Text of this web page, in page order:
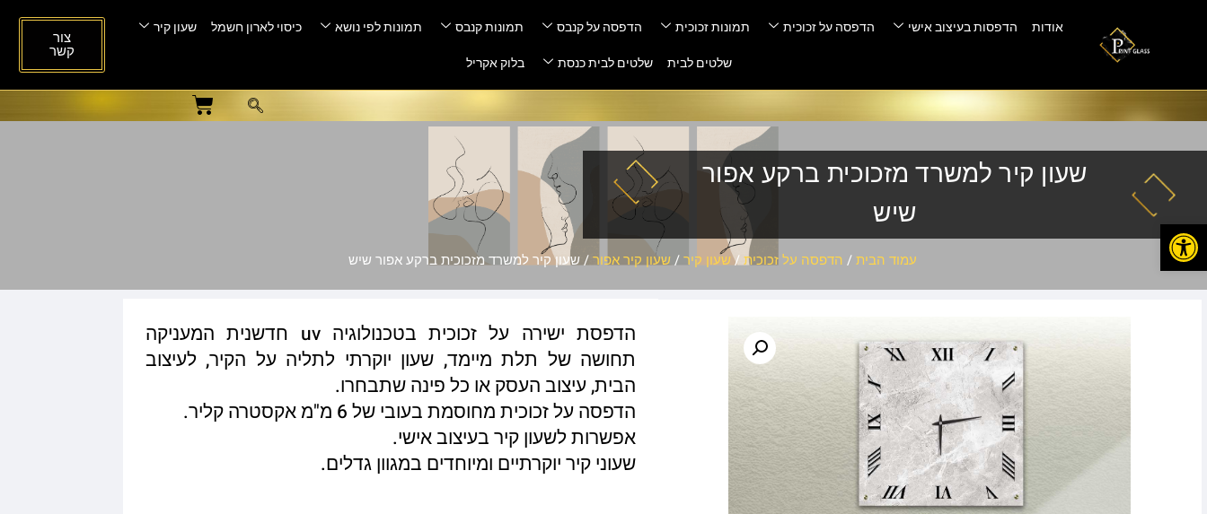
פתח סרגל נגישות
אודות הדפסות בעיצוב אישי הדפסה על זכוכית תמונות זכוכית הדפסה על קנבס תמונות קנבס תמונות לפי נושא כיסוי לארון חשמל
שעון קיר
שלטים לבית
שלטים לבית כנסת בלוק אקריל
צור
קשר
שעון קיר למשרד מזכוכית ברקע אפור
שיש
עמוד הבית/ הדפסה על זכוכית/שעון קיר/שעון קיר אפור/ שעון קיר למשרד מזכוכית ברקע אפור שיש
הדפסת ישירה על זכוכית בטכנולוגיה uv חדשנית המעניקה
תחושה של תלת מיימד, שעון יוקרתי לתליה על הקיר, לעיצוב
הבית, עיצוב העסק או כל פינה שתבחרו.
הדפסה על זכוכית מחוסמת בעובי של 6 מ"מ אקסטרה קליר.
אפשרות לשעון קיר בעיצוב אישי.
שעוני קיר יוקרתיים ומיוחדים במגוון גדלים.